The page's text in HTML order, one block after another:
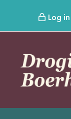
Log in